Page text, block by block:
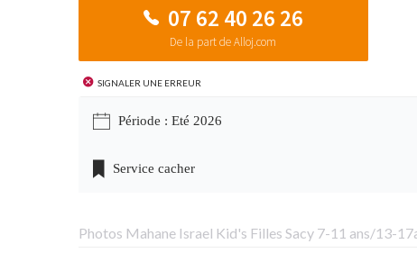
07 62 40 26 26
De la part de Alloj.com
Signaler une erreur
Période : Eté 2026
Service cacher
Photos Mahane Israel Kid's Filles Sacy 7-11 ans/13-